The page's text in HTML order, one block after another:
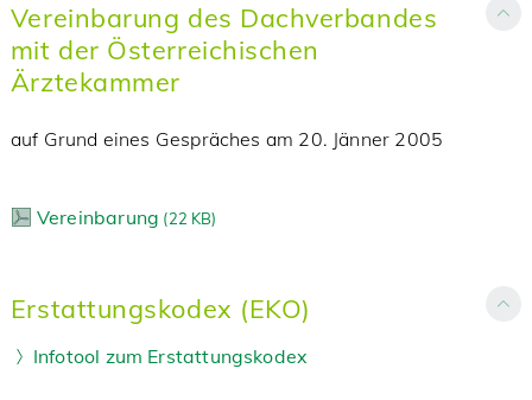
Vereinbarung des Dachverbandes
mit der Österreichischen
Ärztekammer
auf Grund eines Gespräches am 20. Jänner 2005
Vereinbarung (22 KB)
Erstattungskodex (EKO)
Infotool zum Erstattungskodex